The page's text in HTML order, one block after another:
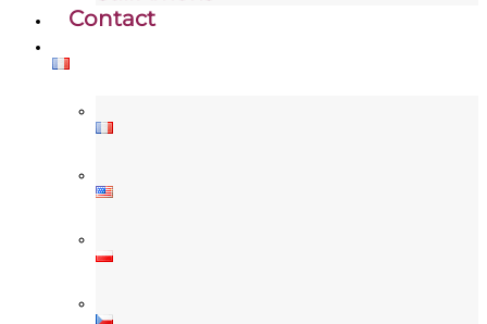
Contact